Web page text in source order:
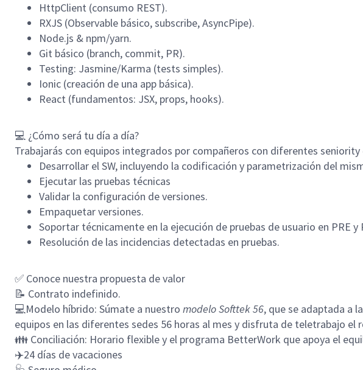
HttpClient (consumo REST).
RXJS (Observable básico, subscribe, AsyncPipe).
Node.js & npm/yarn.
Git básico (branch, commit, PR).
Testing: Jasmine/Karma (tests simples).
Ionic (creación de una app básica).
React (fundamentos: JSX, props, hooks).
💻 ¿Cómo será tu día a día?
Trabajarás con equipos integrados por compañeros con diferentes
Desarrollar el SW, incluyendo la codificación y parametrización del
Ejecutar las pruebas técnicas
Validar la configuración de versiones.
Empaquetar versiones.
Soportar técnicamente en la ejecución de pruebas de usuario en PRE y
Resolución de las incidencias detectadas en pruebas.
✅ Conoce nuestra propuesta de valor
📝 Contrato indefinido.
💻Modelo híbrido: Súmate a nuestro modelo Softtek 56, que se adaptada a
equipos en las diferentes sedes 56 horas al mes y disfruta de teletrabajo el
👪 Conciliación: Horario flexible y el programa BetterWork que apoya el
✈️24 días de vacaciones